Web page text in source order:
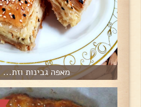
מאפה גבינות וזת...